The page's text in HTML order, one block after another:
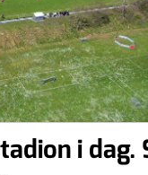
i dag.